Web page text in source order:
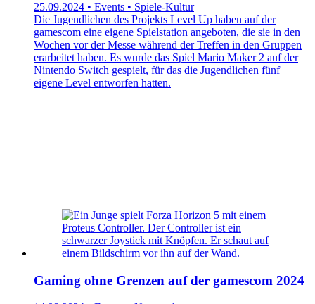
25.09.2024 • Events • Spiele-Kultur
Die Jugendlichen des Projekts Level Up haben auf der
gamescom eine eigene Spielstation angeboten, die sie in den
Wochen vor der Messe während der Treffen in den Gruppen
erarbeitet haben. Es wurde das Spiel Mario Maker 2 auf der
Nintendo Switch gespielt, für das die Jugendlichen fünf
eigene Level entworfen hatten.
Gaming ohne Grenzen auf der gamescom 2024